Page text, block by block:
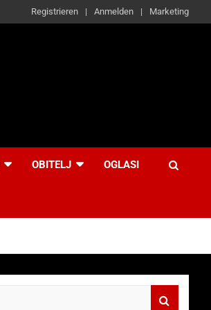
Registrieren Anmelden Marketing
OBITELJ OGLASI